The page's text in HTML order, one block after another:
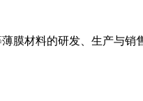
膜材料的研发、生产与销